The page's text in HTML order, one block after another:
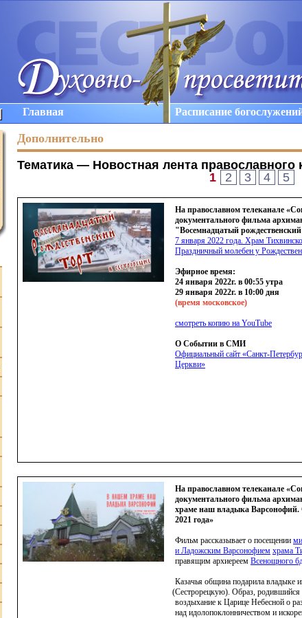
Главная Расписание
Дополнительно
Тематика — Новостная лента православного
1
2 3 4 5
На православном телеканале
документального фильма
"Восемнадцатый
7 января 2022 года. Храм
Праздничный молебен у
Эфирное время:
24 января 2022г. в 00:55 утра
29 января 2022г. в 10:00 дня
(время московское)
смотреть копию на YouTube
О Событии в СМИ
Официальный сайт «Санкт-
Церкви»
На православном телеканале
документального фильма
храме наш владыка Варсонофий.
2021 года»
Фильм рассказывает о посещении
и Ладожским Варсонофием храма
правящим архиереем Всенощного
Казачья община подарила владыке
(Сестрорецкую). Образ, родившийся
воздыхание к Царице Небесной о
над идолопоклонничеством и